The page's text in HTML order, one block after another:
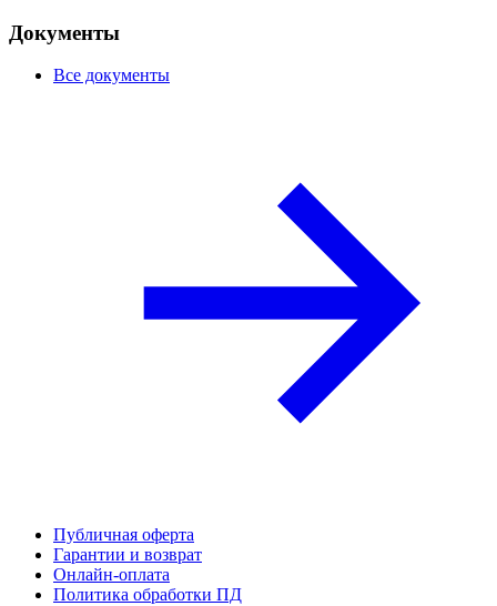
Документы
Все документы
Публичная оферта
Гарантии и возврат
Онлайн-оплата
Политика обработки ПД